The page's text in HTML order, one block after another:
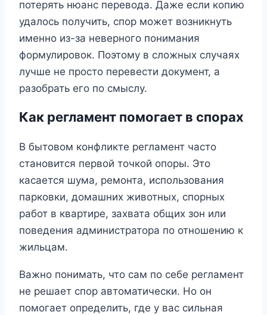
потерять нюанс перевода. Даже если копию
удалось получить, спор может возникнуть
именно из-за неверного понимания
формулировок. Поэтому в сложных случаях
лучше не просто перевести документ, а
разобрать его по смыслу.
Как регламент помогает в спорах
В бытовом конфликте регламент часто
становится первой точкой опоры. Это
касается шума, ремонта, использования
парковки, домашних животных, спорных
работ в квартире, захвата общих зон или
поведения администратора по отношению к
жильцам.
Важно понимать, что сам по себе регламент
не решает спор автоматически. Но он
помогает определить, где у вас сильная